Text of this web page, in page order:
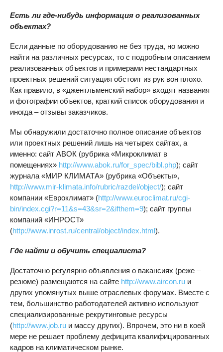
Есть ли где-нибудь информация о реализованных
объектах?
Если данные по оборудованию не без труда, но можно
найти на различных ресурсах, то с подробным описанием
реализованных объектов и примерами нестандартных
проектных решений ситуация обстоит из рук вон плохо.
Как правило, в «джентльменский набор» входят названия
и фотографии объектов, краткий список оборудования и
иногда – отзывы заказчиков.
Мы обнаружили достаточно полное описание объектов
или проектных решений лишь на четырех сайтах, а
именно: сайт АВОК (рубрика «Микроклимат в
помещениях» http://www.abok.ru/for_spec/bibl.php); сайт
журнала «МИР КЛИМАТА» (рубрика «Объекты»,
http://www.mir-klimata.info/rubric/razdel/object/); сайт
компании «Евроклимат» (http://www.euroclimat.ru/cgi-
bin/index.cgi?r=11&s=43&sr=2&ifthem=9); сайт группы
компаний «ИНРОСТ»
(http://www.inrost.ru/central/object/index.html).
Где найти и обучить специалиста?
Достаточно регулярно объявления о вакансиях (реже –
резюме) размещаются на сайте http://www.aircon.ru и
других упомянутых выше отраслевых форумах. Вместе с
тем, большинство работодателей активно используют
специализированные рекрутинговые ресурсы
(http://www.job.ru и массу других). Впрочем, это ни в коей
мере не решает проблему дефицита квалифицированных
кадров на климатическом рынке.